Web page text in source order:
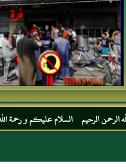
السلام عليكم و رحمة الله و بركاته